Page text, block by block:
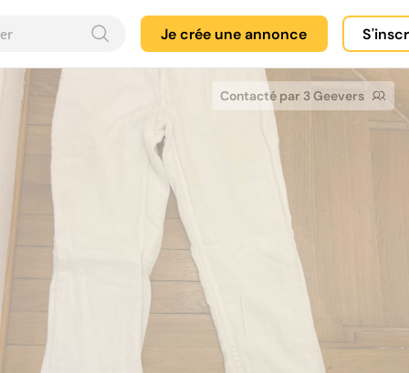
Je crée une annonce
Contacté par 3 Geevers